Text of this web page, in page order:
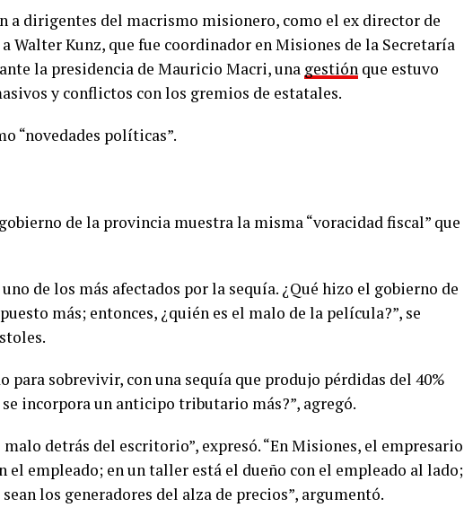
a dirigentes del macrismo misionero, como el ex director de
Walter Kunz, que fue coordinador en Misiones de la Secretaría
la presidencia de Mauricio Macri, una gestión que estuvo
y conflictos con los gremios de estatales.
“novedades políticas”.
de la provincia muestra la misma “voracidad fiscal” que
de los más afectados por la sequía. ¿Qué hizo el gobierno de
más; entonces, ¿quién es el malo de la película?”, se
para sobrevivir, con una sequía que produjo pérdidas del 40%
incorpora un anticipo tributario más?”, agregó.
detrás del escritorio”, expresó. “En Misiones, el empresario
el empleado; en un taller está el dueño con el empleado al lado;
los generadores del alza de precios”, argumentó.